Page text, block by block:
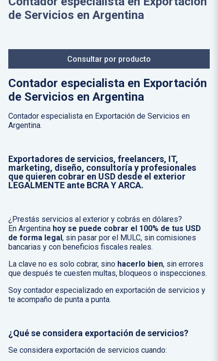
de Servicios en Argentina
Consultar por producto
Contador especialista en Exportación
de Servicios en Argentina
Contador especialista en Exportación de Servicios en
Argentina.
Exportadores de servicios, freelancers, IT,
marketing, diseño, consultoría y profesionales
que quieren cobrar en USD desde el exterior
LEGALMENTE ante BCRA Y ARCA.
¿Prestás servicios al exterior y cobrás en dólares?
En Argentina hoy se puede cobrar el 100% de tus USD
de forma legal, sin pasar por el MULC, sin comisiones
bancarias y con beneficios fiscales reales.
La clave no es solo cobrar, sino hacerlo bien, sin errores
que después te cuesten multas, bloqueos o inspecciones.
Soy contador especializado en exportación de servicios y
te acompaño de punta a punta.
¿Qué se considera exportación de servicios?
Se considera exportación de servicios cuando: